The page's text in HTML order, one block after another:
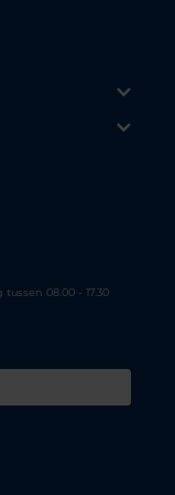
08.00 - 17.30